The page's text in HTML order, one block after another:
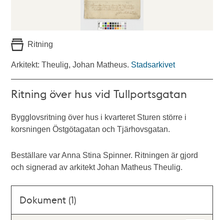
Ritning
Arkitekt: Theulig, Johan Matheus. Stadsarkivet
Ritning över hus vid Tullportsgatan
Bygglovsritning över hus i kvarteret Sturen större i
korsningen Östgötagatan och Tjärhovsgatan.
Beställare var Anna Stina Spinner. Ritningen är gjord
och signerad av arkitekt Johan Matheus Theulig.
Dokument (1)